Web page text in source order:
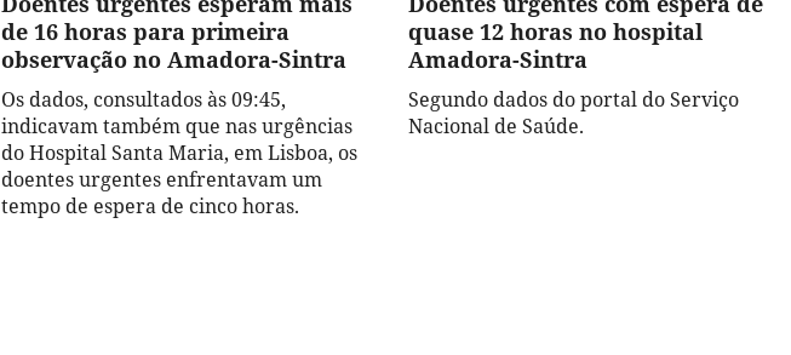
de 16 horas para primeira
observação no Amadora-Sintra
Os dados, consultados às 09:45,
indicavam também que nas urgências
do Hospital Santa Maria, em Lisboa, os
doentes urgentes enfrentavam um
tempo de espera de cinco horas.
quase 12 horas no hospital
Amadora-Sintra
Segundo dados do portal do Serviço
Nacional de Saúde.